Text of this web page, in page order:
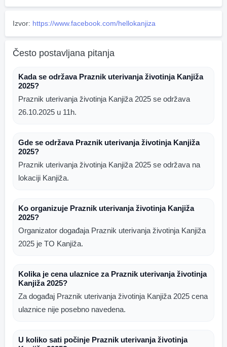
Izvor: https://www.facebook.com/hellokanjiza
Često postavljana pitanja
Kada se održava Praznik uterivanja životinja Kanjiža
2025?
Praznik uterivanja životinja Kanjiža 2025 se održava
26.10.2025 u 11h.
Gde se održava Praznik uterivanja životinja Kanjiža
2025?
Praznik uterivanja životinja Kanjiža 2025 se održava na
lokaciji Kanjiža.
Ko organizuje Praznik uterivanja životinja Kanjiža
2025?
Organizator događaja Praznik uterivanja životinja Kanjiža
2025 je TO Kanjiža.
Kolika je cena ulaznice za Praznik uterivanja životinja
Kanjiža 2025?
Za događaj Praznik uterivanja životinja Kanjiža 2025 cena
ulaznice nije posebno navedena.
U koliko sati počinje Praznik uterivanja životinja